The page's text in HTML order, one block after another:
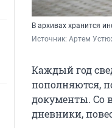
В архивах хранится
Источник: Артем
Каждый год
пополняются,
документы. Со
дневники,